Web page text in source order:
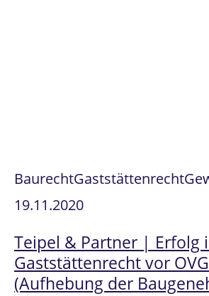
BaurechtGaststättenrecht
19.11.2020
Teipel & Partner | Erfolg
Gaststättenrecht vor
(Aufhebung der